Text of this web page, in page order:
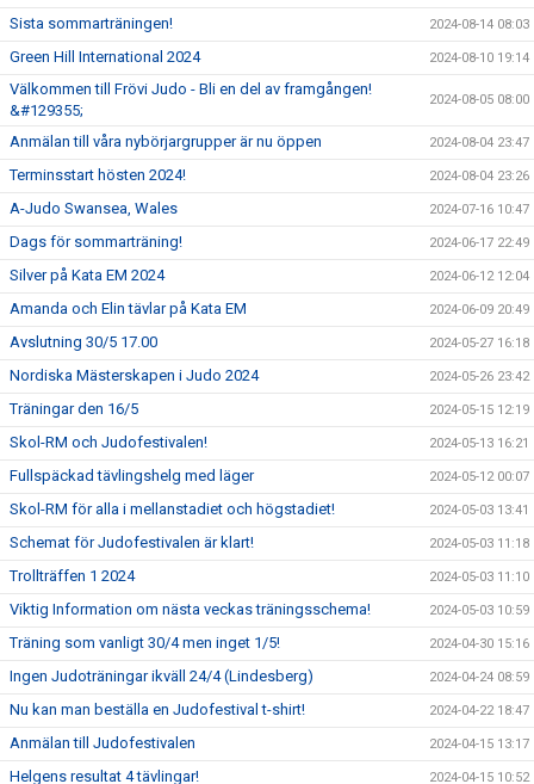
Sista sommarträningen! 2024-08-14 08:03
Green Hill International 2024 2024-08-10 19:14
Välkommen till Frövi Judo - Bli en del av framgången!
&#129355;
2024-08-05 08:00
Anmälan till våra nybörjargrupper är nu öppen 2024-08-04 23:47
Terminsstart hösten 2024! 2024-08-04 23:26
A-Judo Swansea, Wales 2024-07-16 10:47
Dags för sommarträning! 2024-06-17 22:49
Silver på Kata EM 2024 2024-06-12 12:04
Amanda och Elin tävlar på Kata EM 2024-06-09 20:49
Avslutning 30/5 17.00 2024-05-27 16:18
Nordiska Mästerskapen i Judo 2024 2024-05-26 23:42
Träningar den 16/5 2024-05-15 12:19
Skol-RM och Judofestivalen! 2024-05-13 16:21
Fullspäckad tävlingshelg med läger 2024-05-12 00:07
Skol-RM för alla i mellanstadiet och högstadiet! 2024-05-03 13:41
Schemat för Judofestivalen är klart! 2024-05-03 11:18
Trollträffen 1 2024 2024-05-03 11:10
Viktig Information om nästa veckas träningsschema! 2024-05-03 10:59
Träning som vanligt 30/4 men inget 1/5! 2024-04-30 15:16
Ingen Judoträningar ikväll 24/4 (Lindesberg) 2024-04-24 08:59
Nu kan man beställa en Judofestival t-shirt! 2024-04-22 18:47
Anmälan till Judofestivalen 2024-04-15 13:17
Helgens resultat 4 tävlingar! 2024-04-15 10:52